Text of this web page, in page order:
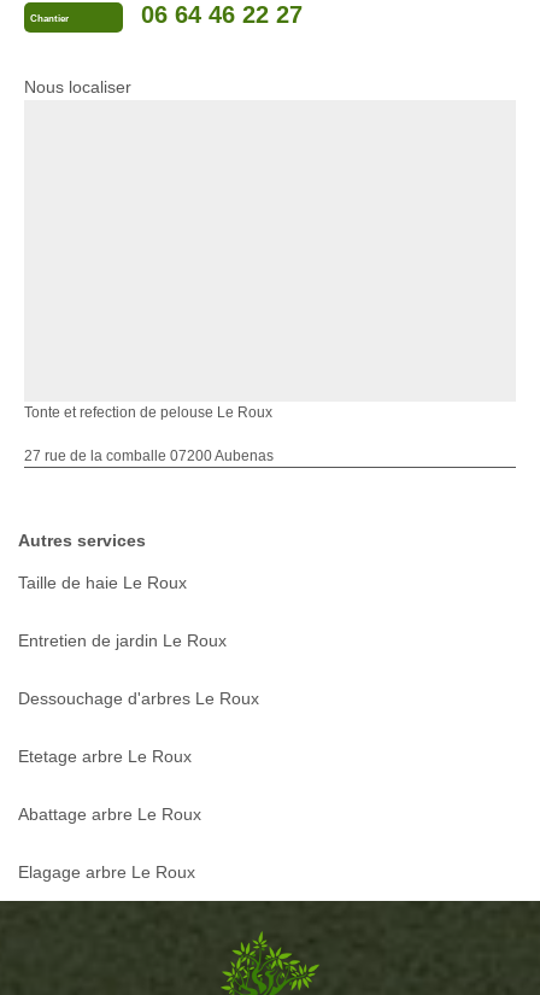
Chantier 06 64 46 22 27
Nous localiser
Tonte et refection de pelouse Le Roux
27 rue de la comballe 07200 Aubenas
Autres services
Taille de haie Le Roux
Entretien de jardin Le Roux
Dessouchage d'arbres Le Roux
Etetage arbre Le Roux
Abattage arbre Le Roux
Elagage arbre Le Roux